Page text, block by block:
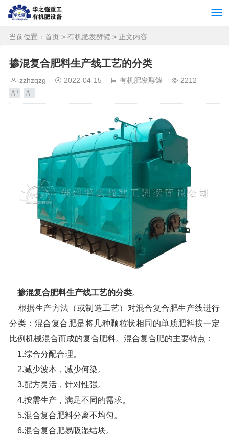
当前位置： 首页 > 有机肥发酵罐 > 正文内容
掺混复合肥料生产线工艺的分类
zzhzqzg 2022-04-15 有机肥发酵罐 2212
掺混复合肥料生产线工艺的分类。
根据生产方法（或制造工艺）对混合复合肥生产线进行
分类：混合复合肥是将几种颗粒状相同的单质肥料按一定
比例机械混合而成的复合肥料。混合复合肥的主要特点：
1.综合分配合理。
2.减少波本，减少何染。
3.配方灵活，针对性强。
4.按需生产，满足不同的需求。
5.混合复合肥料分离不均匀。
6.混合复合肥易吸湿结块。